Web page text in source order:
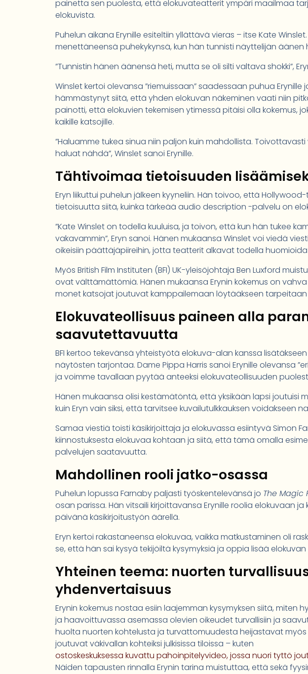
painetta sen puolesta, että elokuvateatterit ympäri maailmaa
elokuvista.
Puhelun aikana Erynille esiteltiin yllättävä vieras – itse Kate
menettäneensä puhekykynsä, kun hän tunnisti näyttelijän äänen
”Tunnistin hänen äänensä heti, mutta se oli silti valtava shokki”,
Winslet kertoi olevansa ”riemuissaan” saadessaan puhua
hämmästynyt siitä, että yhden elokuvan näkeminen vaati niin
painotti, että elokuvien tekemisen ytimessä pitäisi olla kokemus,
kaikille katsojille.
”Haluamme tukea sinua niin paljon kuin mahdollista.
haluat nähdä”, Winslet sanoi Erynille.
Tähtivoimaa tietoisuuden
Eryn liikuttui puhelun jälkeen kyyneliin. Hän toivoo, että
tietoisuutta siitä, kuinka tärkeää audio description -palvelu on
”Kate Winslet on todella kuuluisa, ja toivon, että kun hän tukee
vakavammin”, Eryn sanoi. Hänen mukaansa Winslet voi viedä
oikeisiin päättäjäpiireihin, jotta teatterit alkavat todella
Myös British Film Instituten (BFI) UK-yleisöjohtaja Ben Luxford
ovat välttämättömiä. Hänen mukaansa Erynin kokemus on
monet katsojat joutuvat kamppailemaan löytääkseen tarpeitaan
Elokuvateollisuus paineen alla
saavutettavuutta
BFI kertoo tekevänsä yhteistyötä elokuva-alan kanssa
näytösten tarjontaa. Dame Pippa Harris sanoi Erynille olevansa
ja voimme tavallaan pyytää anteeksi elokuvateollisuuden
Hänen mukaansa olisi kestämätöntä, että yksikään lapsi joutuisi
kuin Eryn vain siksi, että tarvitsee kuvailutulkkauksen voidakseen
Samaa viestiä toisti käsikirjoittaja ja elokuvassa esiintyvä Simon
kiinnostuksesta elokuvaa kohtaan ja siitä, että tämä omalla
palvelujen saatavuutta.
Mahdollinen rooli jatko-osassa
Puhelun lopussa Farnaby paljasti työskentelevänsä jo The Magic
osan parissa. Hän vitsaili kirjoittavansa Erynille roolia elokuvaan
päivänä käsikirjoitustyön äärellä.
Eryn kertoi rakastaneensa elokuvaa, vaikka matkustaminen oli
se, että hän sai kysyä tekijöiltä kysymyksiä ja oppia lisää
Yhteinen teema: nuorten
yhdenvertaisuus
Erynin kokemus nostaa esiin laajemman kysymyksen siitä, miten
ja haavoittuvassa asemassa olevien oikeudet turvallisiin ja
huolta nuorten kohtelusta ja turvattomuudesta heijastavat
joutuvat väkivallan kohteiksi julkisissa tiloissa – kuten
ostoskeskuksessa kuvattu pahoinpitelyvideo, jossa nuori tyttö
Näiden tapausten rinnalla Erynin tarina muistuttaa, että sekä